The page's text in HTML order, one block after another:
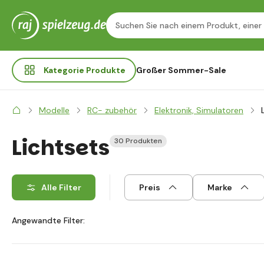
Kategorie Produkte Großer Sommer-Sale
Modelle RC- zubehör Elektronik, Simulatoren
Lichtsets 30 Produkten
Alle Filter Preis Marke
Angewandte Filter: